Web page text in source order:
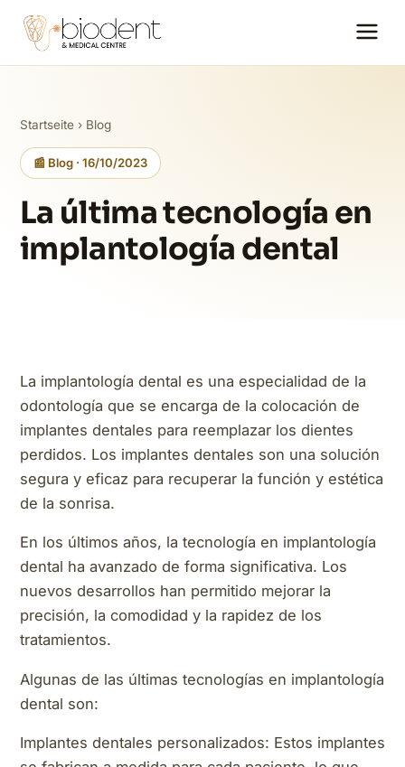
Startseite › Blog
📰 Blog · 16/10/2023
La última tecnología en
implantología dental
La implantología dental es una especialidad de la
odontología que se encarga de la colocación de
implantes dentales para reemplazar los dientes
perdidos. Los implantes dentales son una solución
segura y eficaz para recuperar la función y estética
de la sonrisa.
En los últimos años, la tecnología en implantología
dental ha avanzado de forma significativa. Los
nuevos desarrollos han permitido mejorar la
precisión, la comodidad y la rapidez de los
tratamientos.
Algunas de las últimas tecnologías en implantología
dental son:
Implantes dentales personalizados: Estos implantes